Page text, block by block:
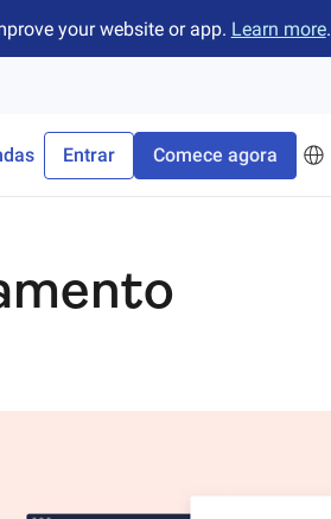
your website or app. Learn more.
Entrar Comece agora